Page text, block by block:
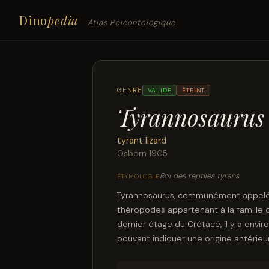
Dinopedia Atlas Paléontologique
GENRE VALIDE ÉTEINT
Tyrannosaurus
tyrant lizard
Osborn 1905
ÉTYMOLOGIERoi des reptiles tyrans
Tyrannosaurus, communément
théropodes appartenant à la famille
dernier étage du Crétacé, il y a
pouvant indiquer une origine